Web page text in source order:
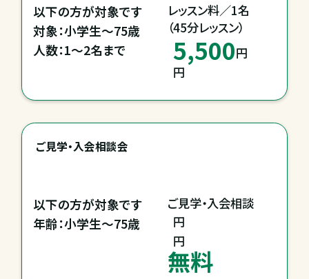
以下の方が対象です
対象：小学生～75歳
人数：1～2名まで
レッスン料／1名
（45分レッスン）
5,500円
円
ご見学・入会相談会
以下の方が対象です
年齢：小学生～75歳
ご見学・入会相談
円
円
無料